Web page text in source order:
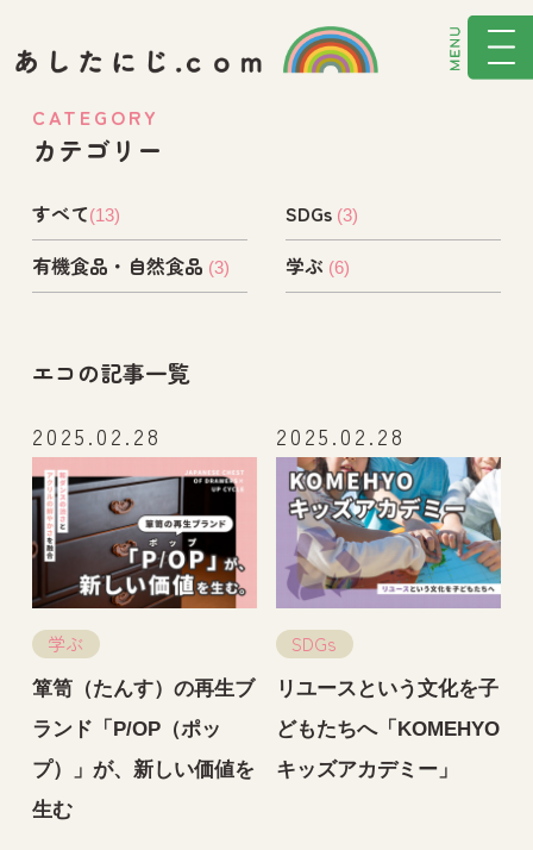
CATEGORY
カテゴリー
すべて(13) SDGs(3)
有機食品・自然食品 (3) 学ぶ (6)
エコの記事一覧
2025.02.28
学ぶ
箪笥（たんす）の再生ブ
ランド「P/OP（ポッ
プ）」が、新しい価値を
生む
2025.02.28
SDGs
リユースという文化を子
どもたちへ「KOMEHYO
キッズアカデミー」